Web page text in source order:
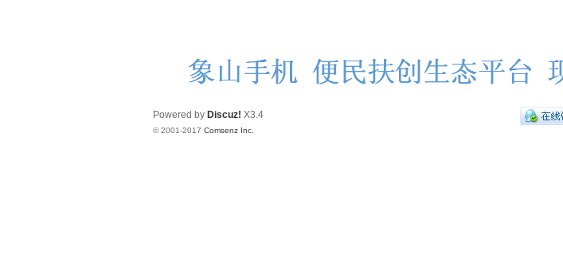
Powered by Discuz! X3.4
© 2001-2017 Comsenz Inc.